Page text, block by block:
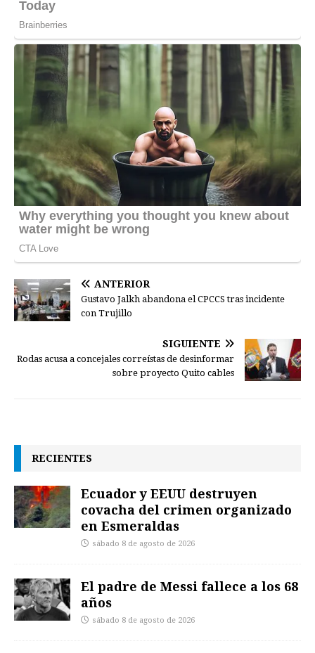
ANTERIOR
Gustavo Jalkh abandona el CPCCS tras incidente
con Trujillo
SIGUIENTE
Rodas acusa a concejales correístas de desinformar
sobre proyecto Quito cables
RECIENTES
Ecuador y EEUU destruyen
covacha del crimen organizado
en Esmeraldas
sábado 8 de agosto de 2026
El padre de Messi fallece a los 68
años
sábado 8 de agosto de 2026